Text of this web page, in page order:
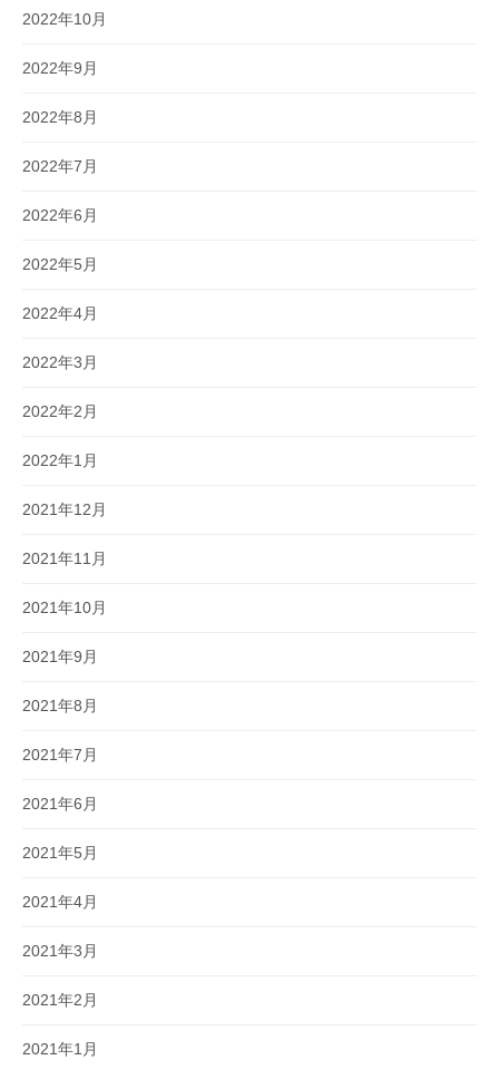
2022年10月
2022年9月
2022年8月
2022年7月
2022年6月
2022年5月
2022年4月
2022年3月
2022年2月
2022年1月
2021年12月
2021年11月
2021年10月
2021年9月
2021年8月
2021年7月
2021年6月
2021年5月
2021年4月
2021年3月
2021年2月
2021年1月